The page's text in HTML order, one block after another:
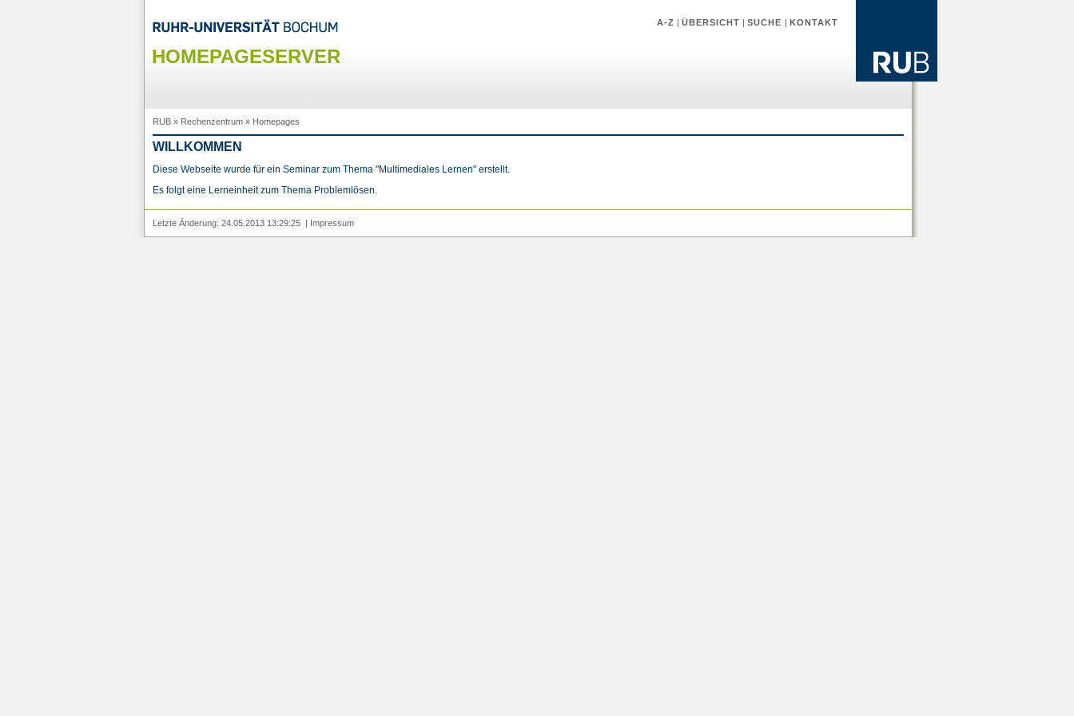
A-Z |ÜBERSICHT |SUCHE |KONTAKT
HOMEPAGESERVER
RUB» Rechenzentrum» Homepages
WILLKOMMEN
Diese Webseite wurde für ein Seminar zum Thema "Multimediales Lernen" erstellt.
Es folgt eine Lerneinheit zum Thema Problemlösen
Letzte Änderung: 24.05.2013 13:29:25 | Impressum